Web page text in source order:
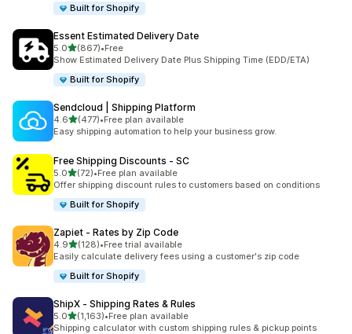
Built for Shopify
Essent Estimated Delivery Date
5.0별 5개 중
(867)
총 리뷰 867개
•Free
Show Estimated Delivery Date Plus Shipping Time (EDD/ETA)
Built for Shopify
Sendcloud | Shipping Platform
4.6별 5개 중
(477)
총 리뷰 477개
•Free plan available
Easy shipping automation to help your business grow.
Free Shipping Discounts ‑ SC
5.0별 5개 중
(72)
총 리뷰 72개
•Free plan available
Offer shipping discount rules to customers based on conditions
Built for Shopify
Zapiet ‑ Rates by Zip Code
4.9별 5개 중
(128)
총 리뷰 128개
•Free trial available
Easily calculate delivery fees using a customer's zip code
Built for Shopify
ShipX ‑ Shipping Rates & Rules
5.0별 5개 중
(1,163)
총 리뷰 1163개
•Free plan available
Shipping calculator with custom shipping rules & pickup points